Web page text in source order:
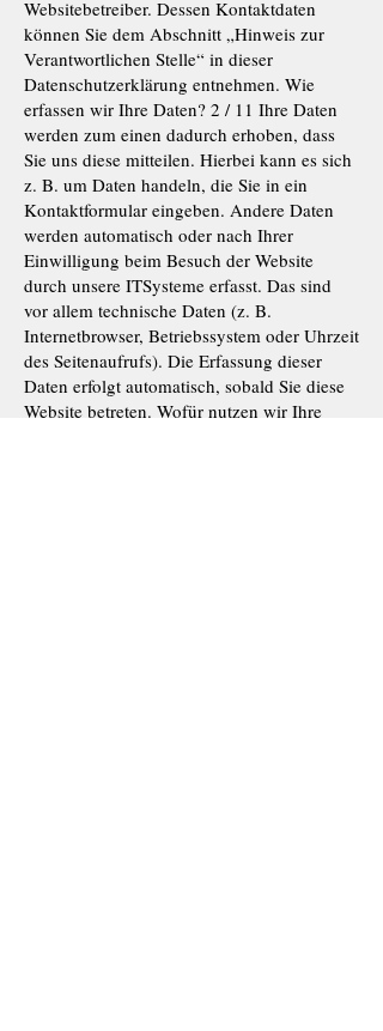
Websitebetreiber. Dessen Kontaktdaten
können Sie dem Abschnitt „Hinweis zur
Verantwortlichen Stelle“ in dieser
Datenschutzerklärung entnehmen. Wie
erfassen wir Ihre Daten? 2 / 11 Ihre Daten
werden zum einen dadurch erhoben, dass
Sie uns diese mitteilen. Hierbei kann es sich
z. B. um Daten handeln, die Sie in ein
Kontaktformular eingeben. Andere Daten
werden automatisch oder nach Ihrer
Einwilligung beim Besuch der Website
durch unsere ITSysteme erfasst. Das sind
vor allem technische Daten (z. B.
Internetbrowser, Betriebssystem oder Uhrzeit
des Seitenaufrufs). Die Erfassung dieser
Daten erfolgt automatisch, sobald Sie diese
Website betreten. Wofür nutzen wir Ihre